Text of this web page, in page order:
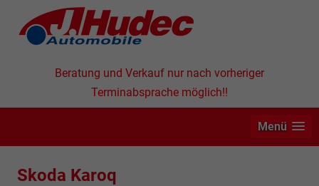
Beratung und Verkauf nur nach vorheriger
Terminabsprache möglich!!
Menü
Skoda Karoq